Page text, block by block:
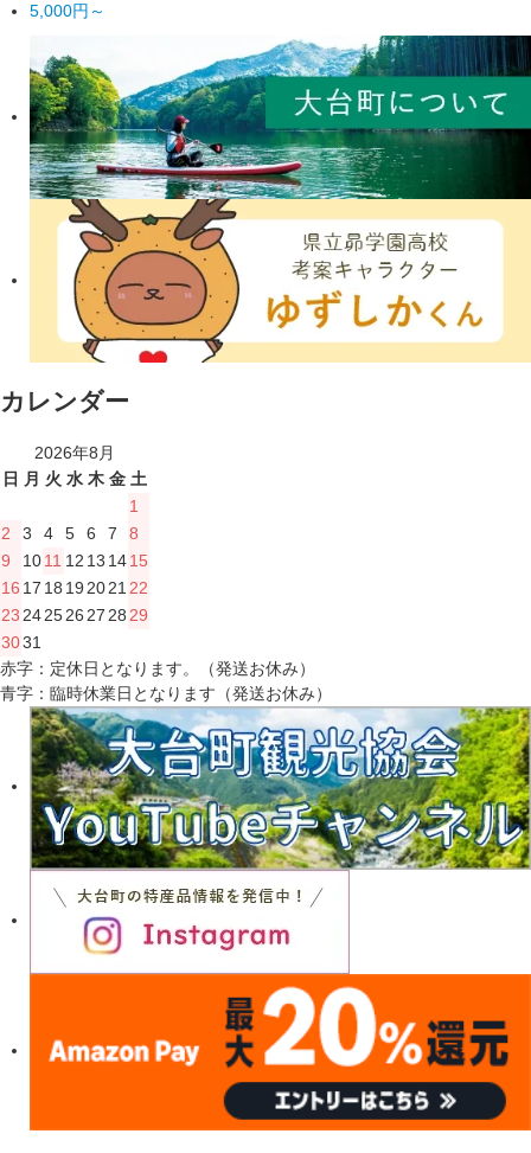
5,000円～
カレンダー
2026年8月
日
月 火 水 木 金 土
1
2
3 4 5 6 7
8
9
1011 12 13 1415
16 17 18 19 2021 22
23 242526 27 28 29
3031
赤字：定休日となります。（発送お休み）
青字：臨時休業日となります（発送お休み）